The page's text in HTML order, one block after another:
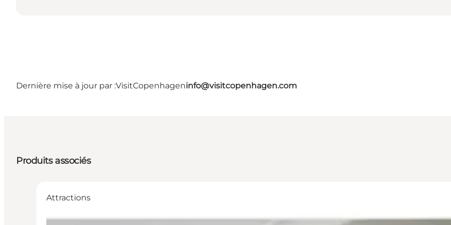
Dernière mise à jour par :VisitCopenhageninfo@visitcopenhagen.com
Produits associés
Attractions